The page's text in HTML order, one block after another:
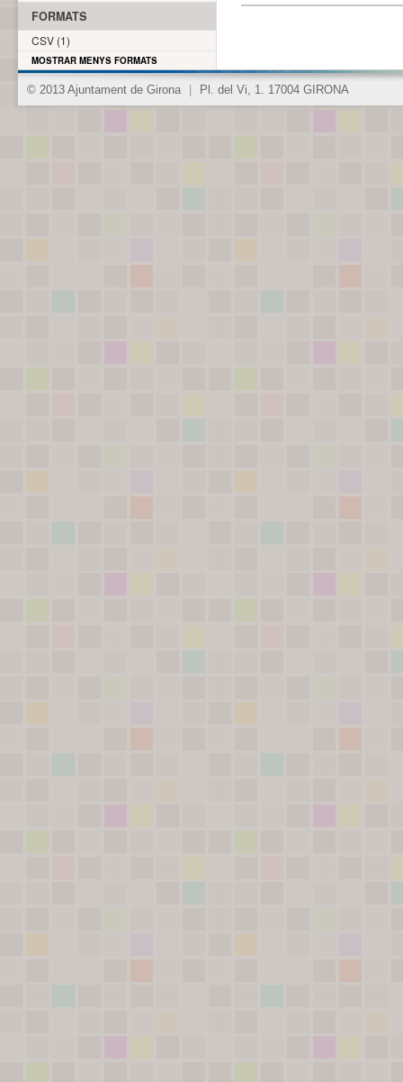
FORMATS
CSV (1)
MOSTRAR MENYS FORMATS
© 2013 Ajuntament de Girona Pl. del Vi, 1. 17004 GIRONA